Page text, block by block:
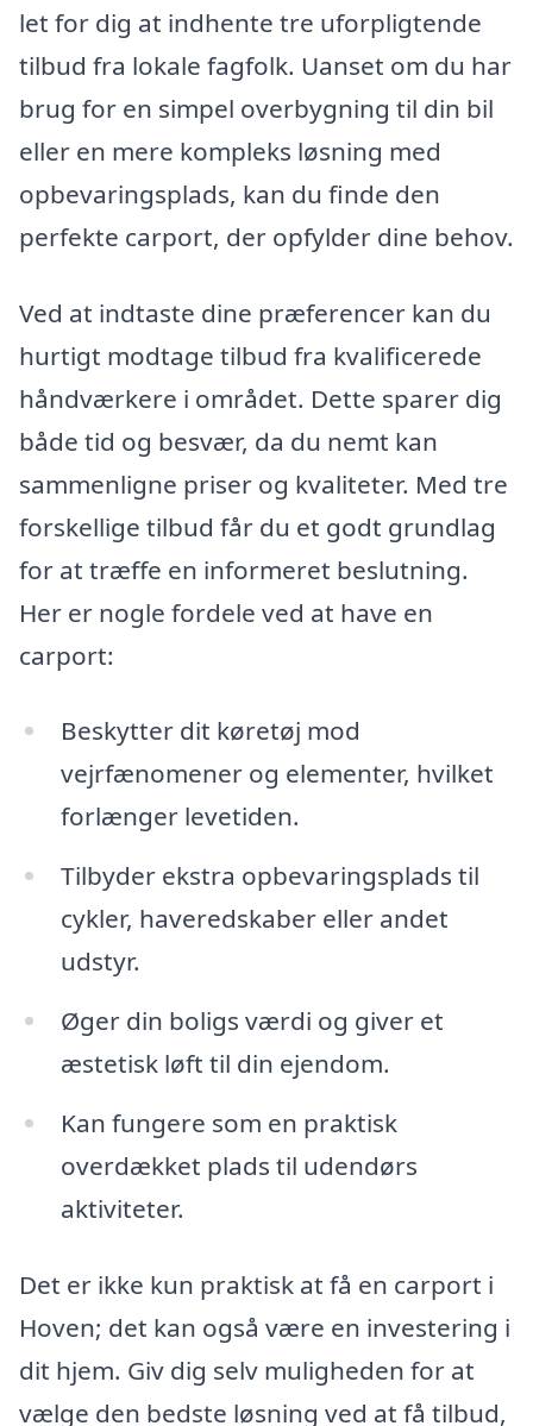
let for dig at indhente tre uforpligtende
tilbud fra lokale fagfolk. Uanset om du har
brug for en simpel overbygning til din bil
eller en mere kompleks løsning med
opbevaringsplads, kan du finde den
perfekte carport, der opfylder dine behov.
Ved at indtaste dine præferencer kan du
hurtigt modtage tilbud fra kvalificerede
håndværkere i området. Dette sparer dig
både tid og besvær, da du nemt kan
sammenligne priser og kvaliteter. Med tre
forskellige tilbud får du et godt grundlag
for at træffe en informeret beslutning.
Her er nogle fordele ved at have en
carport:
Beskytter dit køretøj mod
vejrfænomener og elementer, hvilket
forlænger levetiden.
Tilbyder ekstra opbevaringsplads til
cykler, haveredskaber eller andet
udstyr.
Øger din boligs værdi og giver et
æstetisk løft til din ejendom.
Kan fungere som en praktisk
overdækket plads til udendørs
aktiviteter.
Det er ikke kun praktisk at få en carport i
Hoven; det kan også være en investering i
dit hjem. Giv dig selv muligheden for at
vælge den bedste løsning ved at få tilbud,